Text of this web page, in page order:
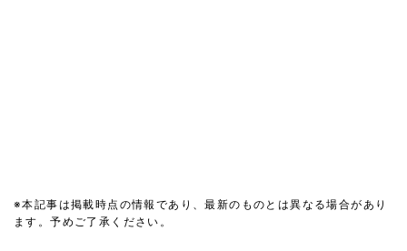
※本記事は掲載時点の情報であり、最新のものとは異なる場合があり
ます。予めご了承ください。